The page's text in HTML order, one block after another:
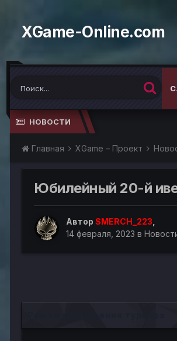
XGame-Online.com
НОВОСТИ
Главная XGame – Проект
Юбилейный 20-й
Автор SMERCH_223
14 февраля, 2023 в